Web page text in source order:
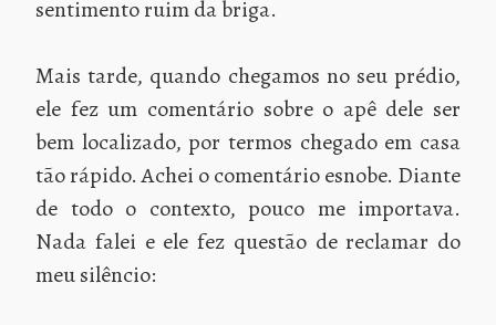
sentimento ruim da briga.
Mais tarde, quando chegamos no seu prédio,
ele fez um comentário sobre o apê dele ser
bem localizado, por termos chegado em casa
tão rápido. Achei o comentário esnobe. Diante
de todo o contexto, pouco me importava.
Nada falei e ele fez questão de reclamar do
meu silêncio: